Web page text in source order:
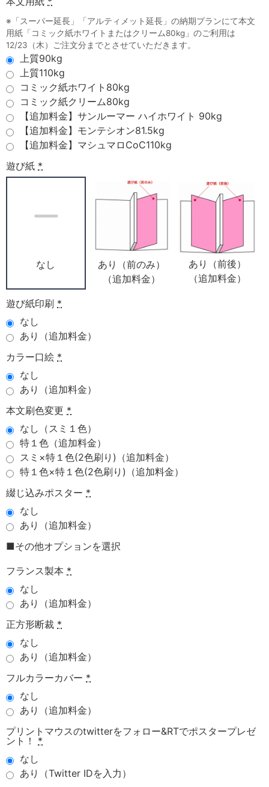
※「スーパー延長」「アルティメット延長」の納期プランにて本文
用紙「コミック紙ホワイトまたはクリーム80kg」のご利用は
12/23（木）ご注文分までとさせていただきます。
上質90kg
上質110kg
コミック紙ホワイト80kg
コミック紙クリーム80kg
【追加料金】サンルーマー ハイホワイト 90kg
【追加料金】モンテシオン81.5kg
【追加料金】マシュマロCoC110kg
遊び紙 *
なし
あり（前のみ）
（追加料金）
あり（前後）
（追加料金）
遊び紙印刷 *
なし
あり（追加料金）
カラー口絵 *
なし
あり（追加料金）
本文刷色変更 *
なし（スミ１色）
特１色（追加料金）
スミ×特１色(2色刷り)（追加料金）
特１色×特１色(2色刷り)（追加料金）
綴じ込みポスター *
なし
あり（追加料金）
■その他オプションを選択
フランス製本 *
なし
あり（追加料金）
正方形断裁 *
なし
あり（追加料金）
フルカラーカバー *
なし
あり（追加料金）
プリントマウスのtwitterをフォロー&RTでポスタープレゼ
ント！
*
なし
あり（Twitter IDを入力）